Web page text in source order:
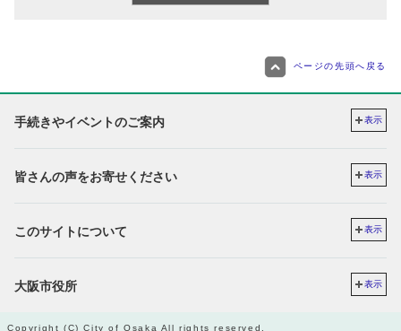
ページの先頭へ戻る
手続きやイベントのご案内 表示
皆さんの声をお寄せください 表示
このサイトについて 表示
大阪市役所 表示
Copyright (C) City of Osaka All rights reserved.